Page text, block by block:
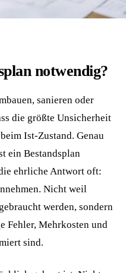
notwendig?
sanieren oder
die größte Unsicherheit
Ist-Zustand. Genau
ein Bestandsplan
ehrliche Antwort oft:
Nicht weil
werden, sondern
Fehler, Mehrkosten und
sind.